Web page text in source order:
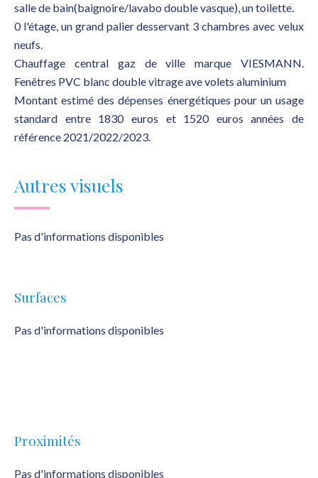
salle de bain(baignoire/lavabo double vasque), un toilette.
0 l'étage, un grand palier desservant 3 chambres avec velux
neufs.
Chauffage central gaz de ville marque VIESMANN.
Fenêtres PVC blanc double vitrage ave volets aluminium
Montant estimé des dépenses énergétiques pour un usage
standard entre 1830 euros et 1520 euros années de
référence 2021/2022/2023.
Autres visuels
Pas d'informations disponibles
Surfaces
Pas d'informations disponibles
Proximités
Pas d'informations disponibles